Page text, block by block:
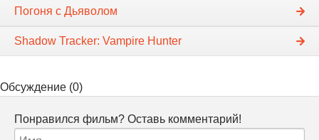
Погоня с Дьяволом
Shadow Tracker: Vampire Hunter
Обсуждение (0)
Понравился фильм? Оставь комментарий!